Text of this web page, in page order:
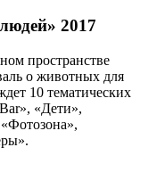
2017
пространстве
о животных для
10 тематических
«Дети»,